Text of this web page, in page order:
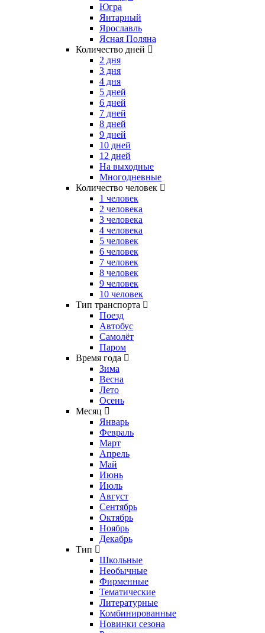
Югра
Янтарный
Ярославль
Ясная Поляна
Количество дней
2 дня
3 дня
4 дня
5 дней
6 дней
7 дней
8 дней
9 дней
10 дней
12 дней
На выходные
Многодневные
Количество человек
1 человек
2 человека
3 человека
4 человека
5 человек
6 человек
7 человек
8 человек
9 человек
10 человек
Тип транспорта
Поезд
Автобус
Самолёт
Паром
Время года
Зима
Весна
Лето
Осень
Месяц
Январь
Февраль
Март
Апрель
Май
Июнь
Июль
Август
Сентябрь
Октябрь
Ноябрь
Декабрь
Тип
Школьные
Необычные
Фирменные
Тематические
Литературные
Комбинированные
Новинки сезона